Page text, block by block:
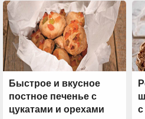
Быстрое и вкусное
постное печенье с
цукатами и орехами
с